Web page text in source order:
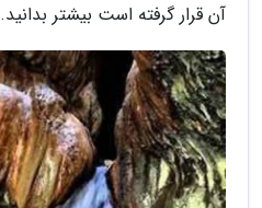
آن قرار گرفته است بیشتر بدانید.